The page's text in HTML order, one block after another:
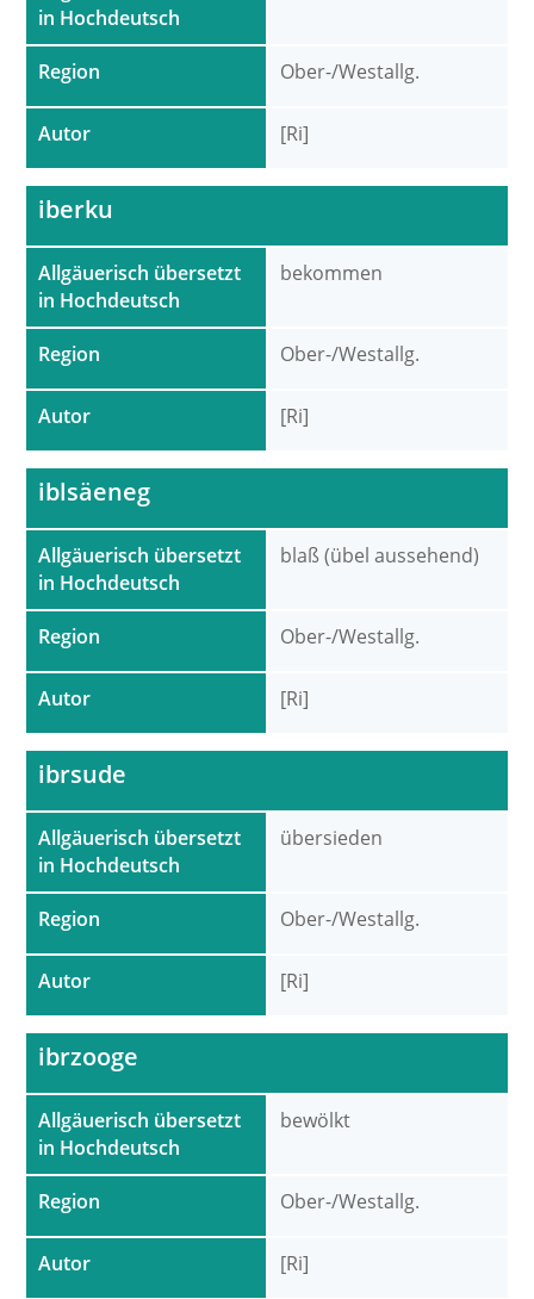
in Hochdeutsch
Region
Autor
Ober-/Westallg.
[Ri]
Allgäuerisch übersetzt
in Hochdeutsch
Region
Autor
iberku
bekommen
Ober-/Westallg.
[Ri]
Allgäuerisch übersetzt
in Hochdeutsch
Region
Autor
iblsäeneg
blaß (übel aussehend)
Ober-/Westallg.
[Ri]
Allgäuerisch übersetzt
in Hochdeutsch
Region
Autor
ibrsude
übersieden
Ober-/Westallg.
[Ri]
Allgäuerisch übersetzt
in Hochdeutsch
Region
Autor
ibrzooge
bewölkt
Ober-/Westallg.
[Ri]